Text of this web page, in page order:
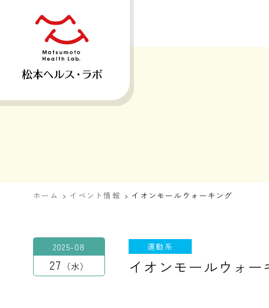
ホーム イベント情報 イオンモールウォーキング
2025-08
27 水
運動系
イオンモールウォー